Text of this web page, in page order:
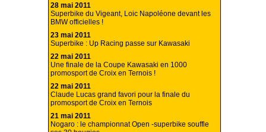
28 mai 2011
Superbike du Vigeant, Loic Napoléone devant les
BMW officielles !
23 mai 2011
Superbike : Up Racing passe sur Kawasaki
22 mai 2011
Une finale de la Coupe Kawasaki en 1000
promosport de Croix en Ternois !
22 mai 2011
Claude Lucas grand favori pour la finale du
promosport de Croix en Ternois
21 mai 2011
Nogaro : le championnat Open -superbike souffle